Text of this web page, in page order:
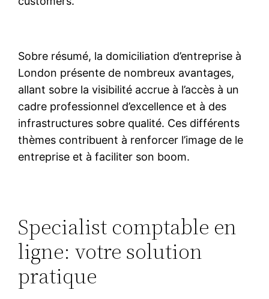
Sobre résumé, la domiciliation d’entreprise à
London présente de nombreux avantages,
allant sobre la visibilité accrue à l’accès à un
cadre professionnel d’excellence et à des
infrastructures sobre qualité. Ces différents
thèmes contribuent à renforcer l’image de le
entreprise et à faciliter son boom.
Specialist comptable en
ligne: votre solution
pratique